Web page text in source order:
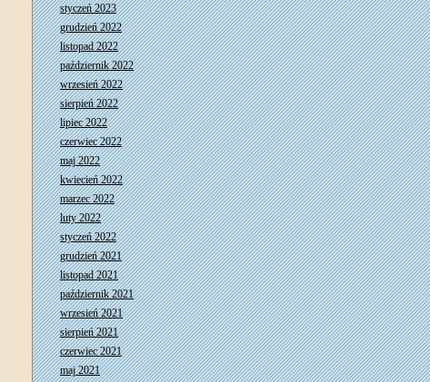
styczeń 2023
grudzień 2022
listopad 2022
październik 2022
wrzesień 2022
sierpień 2022
lipiec 2022
czerwiec 2022
maj 2022
kwiecień 2022
marzec 2022
luty 2022
styczeń 2022
grudzień 2021
listopad 2021
październik 2021
wrzesień 2021
sierpień 2021
czerwiec 2021
maj 2021